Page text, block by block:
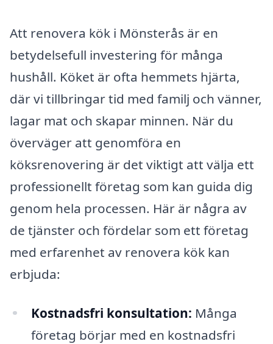
Att renovera kök i Mönsterås är en
betydelsefull investering för många
hushåll. Köket är ofta hemmets hjärta,
där vi tillbringar tid med familj och vänner,
lagar mat och skapar minnen. När du
överväger att genomföra en
köksrenovering är det viktigt att välja ett
professionellt företag som kan guida dig
genom hela processen. Här är några av
de tjänster och fördelar som ett företag
med erfarenhet av renovera kök kan
erbjuda:
Kostnadsfri konsultation: Många
företag börjar med en kostnadsfri